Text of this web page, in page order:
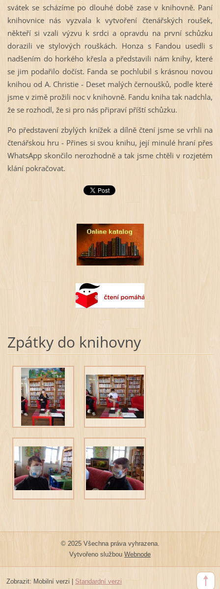
svátek se scházíme po dlouhé době zase v knihovně. Paní
knihovnice nás vyzvala k vytvoření čtenářských roušek,
někteří si vzali výzvu k srdci a opravdu na první schůzku
dorazili ve stylových rouškách. Honza s Fandou usedli s
nadšením do horkého křesla a představili nám knihy, které
se jim podařilo dočíst. Fanda se pochlubil s krásnou novou
knihou od A. Christie - Deset malých černoušků, podle které
jsme v zimě prožili noc v knihovně. Fandu kniha tak nadchla,
že se rozhodl, že si pro nás připraví příští schůzku.
Po představení zbylých knížek a dílně čtení jsme se vrhli na
čtenářskou hru - Přines si svou knihu, její minulé hraní přes
WhatsApp skončilo nerozhodně a tak jsme chtěli v rozjetém
klání pokračovat.
Zpátky do knihovny
© 2025 Všechna práva vyhrazena.
Vytvořeno službou Webnode
Zobrazit: Mobilní verzi Standardní verzi